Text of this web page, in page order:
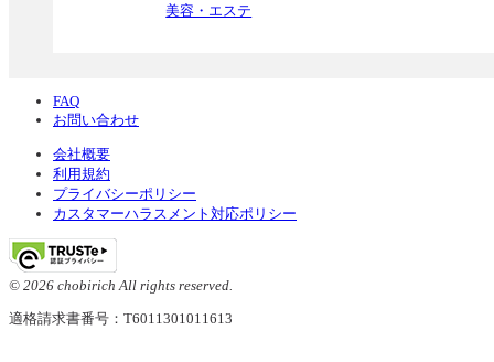
美容・エステ
FAQ
お問い合わせ
会社概要
利用規約
プライバシーポリシー
カスタマーハラスメント対応ポリシー
© 2026 chobirich All rights reserved.
適格請求書番号：T6011301011613